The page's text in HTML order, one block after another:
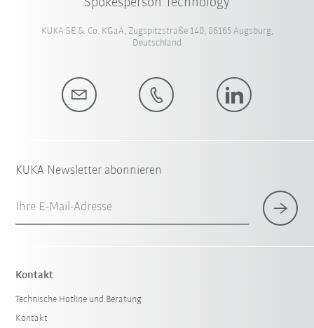
KUKA SE & Co. KGaA, Zugspitzstraße 140, 86165 Augsburg,
Deutschland
KUKA Newsletter abonnieren
Ihre E-Mail-Adresse
Kontakt
Technische Hotline und Beratung
Kontakt